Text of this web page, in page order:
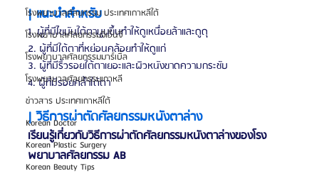
โรงพยาบาลศัลยกรรม ประเทศเกาหลีใต้
โรงพยาบาลศัลยกรรมจีเอ็นจี
โรงพยาบาลศัลยกรรมมาร์เบิ้ล
โรงพยาบาลศัลยกรรมเกาหลี
ข่าวสาร ประเทศเกาหลีใต้
Korean Doctor
Korean Plastic Surgery
Korean Beauty Tips
| แนะนำสำหรับ
1. ผู้ที่มีไขมันใต้ตานูนขึ้นทำให้ดูเหนื่อยล้าและดูดุ
2. ผู้ที่มีใต้ตาที่หย่อนคล้อยทำให้ดูแก่
3. ผู้ที่มีริ้วรอยใต้ตาเยอะและผิวหนังขาดความกระชับ
4. ผู้ที่มีรอยคล้ำใต้ตา
| วิธีการผ่าตัดศัลยกรรมหนังตาล่าง
เรียนรู้เกี่ยวกับวิธีการผ่าตัดศัลยกรรมหนังตาล่างของโรง
พยาบาลศัลยกรรม AB